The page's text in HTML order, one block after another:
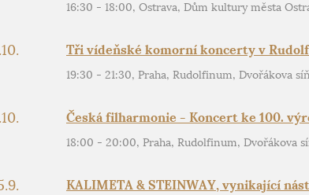
16:30 - 18:00, Ostrava, Dům kultury města
Tři vídeňské komorní koncerty v
19:30 - 21:30, Praha, Rudolfinum, Dvořákova síň
Česká filharmonie - Koncert ke 100.
18:00 - 20:00, Praha, Rudolfinum, Dvořákova
KALIMETA & STEINWAY, vynikající